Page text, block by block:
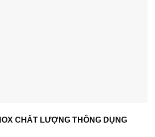
CHẤT LƯỢNG THÔNG DỤNG